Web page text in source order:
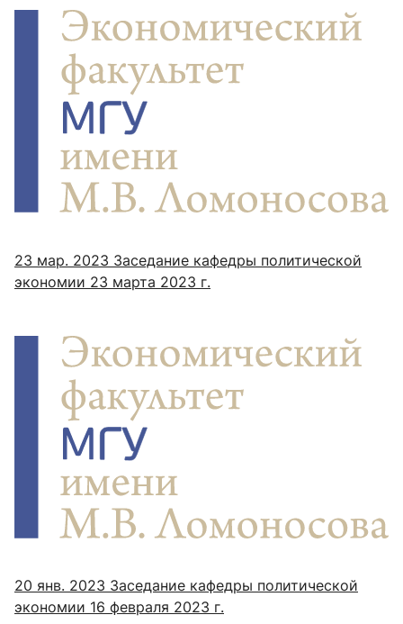
23 мар. 2023 Заседание кафедры политической
экономии 23 марта 2023 г.
20 янв. 2023 Заседание кафедры политической
экономии 16 февраля 2023 г.